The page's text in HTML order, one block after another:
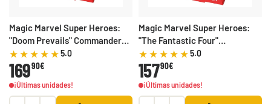
Magic Marvel Super Heroes:
"Doom Prevails" Commander
Deck Collector's Edition
5.0
16990€
¡Últimas unidades!
Magic Marvel Super Heroes:
"The Fantastic Four"
Commander Deck Collector's
Edition
5.0
15790€
¡Últimas unidades!